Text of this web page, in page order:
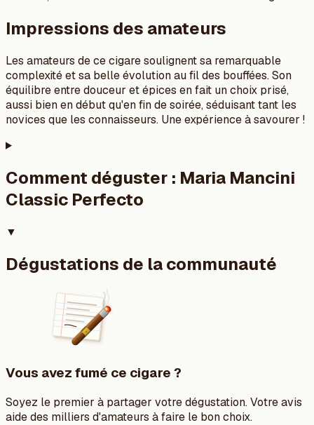
Impressions des amateurs
Les amateurs de ce cigare soulignent sa remarquable
complexité et sa belle évolution au fil des bouffées. Son
équilibre entre douceur et épices en fait un choix prisé,
aussi bien en début qu'en fin de soirée, séduisant tant les
novices que les connaisseurs. Une expérience à savourer !
Comment déguster : Maria Mancini
Classic Perfecto
▼
Dégustations de la communauté
Vous avez fumé ce cigare ?
Soyez le premier à partager votre dégustation. Votre avis
aide des milliers d'amateurs à faire le bon choix.